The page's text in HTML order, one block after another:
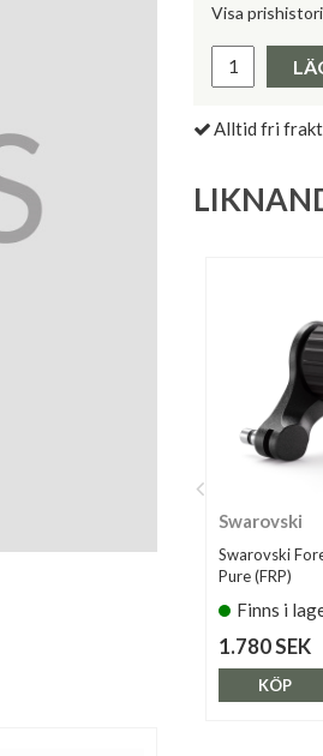
Visa
Alltid fri
Swarovski
Swarovski
Pure (FRP)
Finns i
1.780 SEK
KÖP